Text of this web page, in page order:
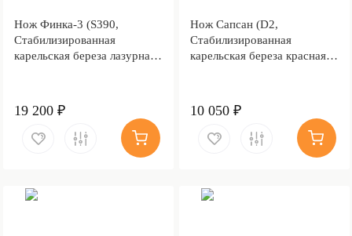
Нож Финка-3 (S390,
Стабилизированная
карельская береза лазурная,
19 200 ₽
Нож Сапсан (D2,
Стабилизированная
карельская береза красная,
10 050 ₽